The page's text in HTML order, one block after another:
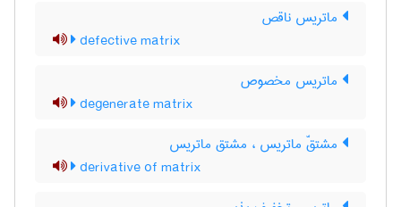
ماتریس ناقص
defective matrix
ماتریس مخصوص
degenerate matrix
مشتقّ ماتریس ، مشتق ماتریس
derivative of matrix